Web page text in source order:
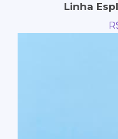
Linha